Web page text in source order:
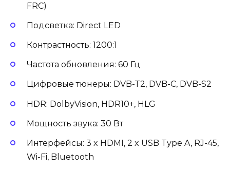
FRC)
Подсветка: Direct LED
Контрастность: 1200:1
Частота обновления: 60 Гц
Цифровые тюнеры: DVB-T2, DVB-C, DVB-S2
HDR: DolbyVision, HDR10+, HLG
Мощность звука: 30 Вт
Интерфейсы: 3 x HDMI, 2 x USB Type A, RJ-45,
Wi-Fi, Bluetooth